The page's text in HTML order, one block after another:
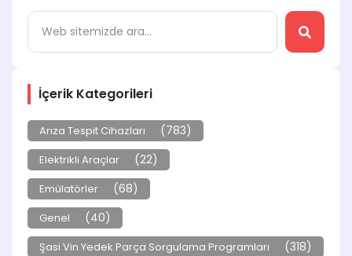
İçerik Kategorileri
Arıza Tespit Cihazları (783)
Elektrikli Araçlar (22)
Emülatörler (68)
Genel (40)
Şasi Vin Yedek Parça Sorgulama Programları (318)